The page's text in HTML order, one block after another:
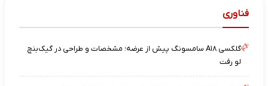
فناوری
گلکسی A۱۸ سامسونگ پیش از عرضه؛ مشخصات و طراحی در گیک‌بنچ
لو رفت